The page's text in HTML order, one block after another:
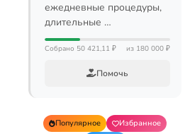
ежедневные процедуры,
длительные …
Собрано 50 421,11 ₽ из 180 000 ₽
Помочь
Популярное
Избранное